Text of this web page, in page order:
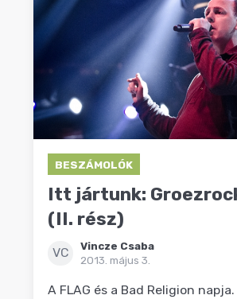
BESZÁMOLÓK
Itt jártunk:
(II. rész)
VC
Vincze Csaba
2013. május 3.
A FLAG és a Bad Religion napja.